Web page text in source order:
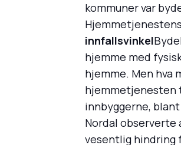
kommuner var
innfallsvinkel
hjemme med
hjemme. Men hva
hjemmetjenesten
innbyggerne,
Nordal observerte
vesentlig hindring